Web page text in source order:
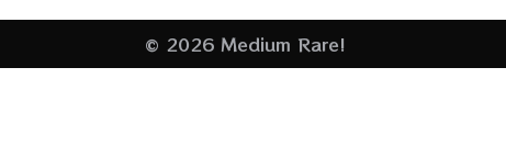
© 2026 Medium Rare!